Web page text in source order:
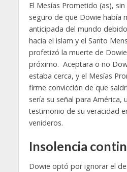
El Mesías Prometido (as),
seguro de que Dowie había
anticipada del mundo
hacia el islam y el Santo
profetizó la muerte de
próximo. Aceptara o no
estaba cerca, y el Mesías
firme convicción de que
sería su señal para América,
testimonio de su veracidad
venideros.
Insolencia
Dowie optó por ignorar el